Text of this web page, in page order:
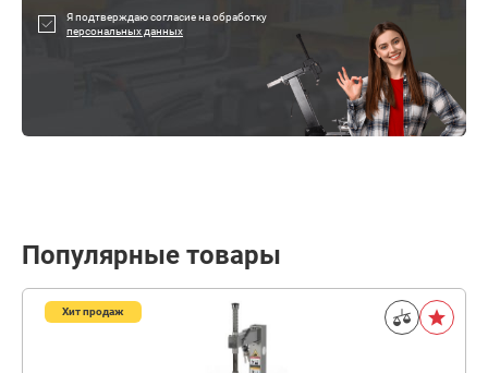
Я подтверждаю согласие на обработку
персональных данных
Популярные товары
Хит продаж